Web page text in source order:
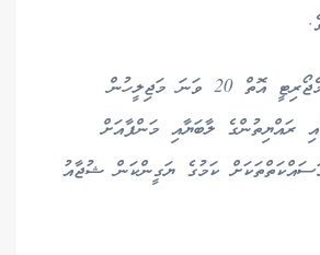
ޕީއެންސީގެ ސުޕަ މެޖޯރިޓީ އޮތް 20 ވަނަ މަޖިލީހުން
ރައްޔިތުންގެ ލާބަޔާއި މަންފާއަށް
ކަމުގެ ޔަގީންކަން ޝުޖާއު